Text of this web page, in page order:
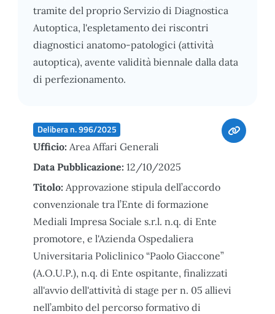
tramite del proprio Servizio di Diagnostica
Autoptica, l'espletamento dei riscontri
diagnostici anatomo-patologici (attività
autoptica), avente validità biennale dalla data
di perfezionamento.
Delibera n. 996/2025
Ufficio: Area Affari Generali
Data Pubblicazione: 12/10/2025
Titolo: Approvazione stipula dell’accordo
convenzionale tra l’Ente di formazione
Mediali Impresa Sociale s.r.l. n.q. di Ente
promotore, e l'Azienda Ospedaliera
Universitaria Policlinico “Paolo Giaccone”
(A.O.U.P.), n.q. di Ente ospitante, finalizzati
all'avvio dell'attività di stage per n. 05 allievi
nell’ambito del percorso formativo di